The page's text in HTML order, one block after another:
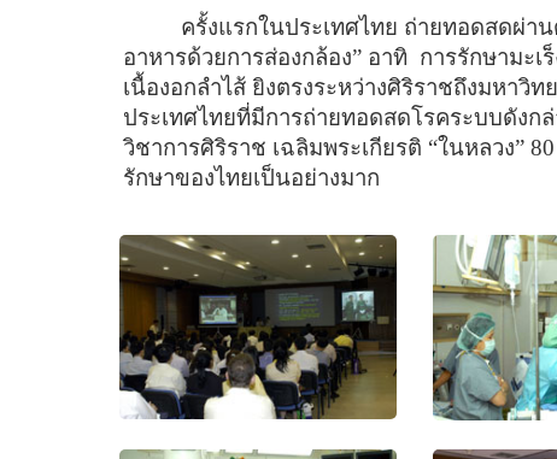
ครั้งแรกในประเทศไทย ถ่ายทอดสดผ่า
อาหารด้วยการส่องกล้อง” อาทิ การรักษามะเ
เนื้องอกลำไส้ ยิงตรงระหว่างศิริราชถึงมหาวิ
ประเทศไทยที่มีการถ่ายทอดสดโรคระบบดังก
วิชาการศิริราช เฉลิมพระเกียรติ “ในหลวง”
รักษาของไทยเป็นอย่างมาก